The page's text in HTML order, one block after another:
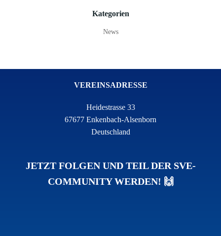
Kategorien
News
VEREINSADRESSE
Heidestrasse 33
67677 Enkenbach-Alsenborn
Deutschland
JETZT FOLGEN UND TEIL DER SVE-
COMMUNITY WERDEN! 🙌